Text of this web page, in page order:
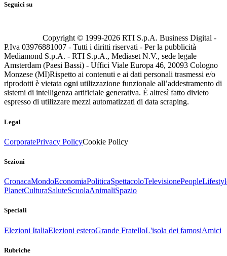
Seguici su
Copyright © 1999-2026 RTI S.p.A. Business Digital -
P.Iva 03976881007 - Tutti i diritti riservati - Per la pubblicità
Mediamond S.p.A. - RTI S.p.A., Mediaset N.V., sede legale
Amsterdam (Paesi Bassi) - Uffici Viale Europa 46, 20093 Cologno
Monzese (MI)Rispetto ai contenuti e ai dati personali trasmessi e/o
riprodotti è vietata ogni utilizzazione funzionale all’addestramento di
sistemi di intelligenza artificiale generativa. È altresì fatto divieto
espresso di utilizzare mezzi automatizzati di data scraping.
Legal
CorporatePrivacy PolicyCookie Policy
Sezioni
CronacaMondoEconomiaPoliticaSpettacoloTelevisionePeople
PlanetCulturaSaluteScuolaAnimaliSpazio
Speciali
Elezioni ItaliaElezioni esteroGrande FratelloL'isola dei famosiAmici
Rubriche